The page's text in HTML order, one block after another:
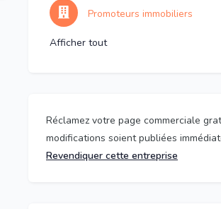
Promoteurs immobiliers
Afficher tout
Réclamez votre page commerciale
modifications soient publiées
Revendiquer cette entreprise